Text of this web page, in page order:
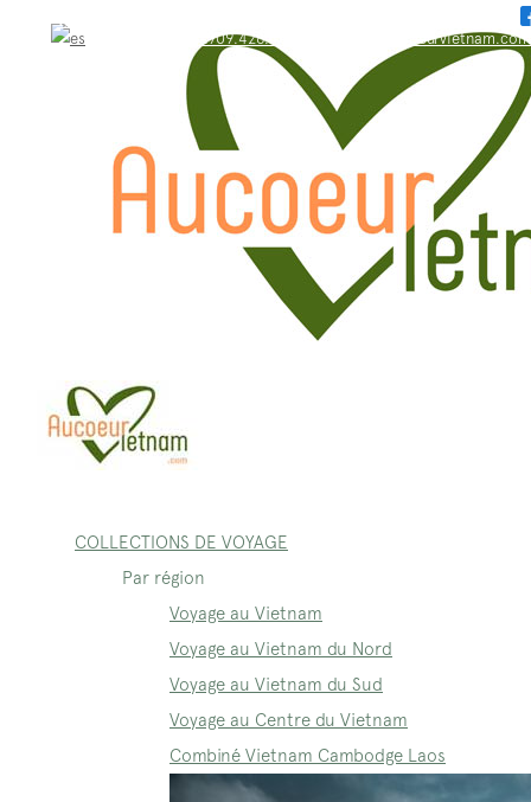
WhatsApp: +84.909.426.406 bonjour@aucoeurvietnam.com
COLLECTIONS DE VOYAGE
Par région
Voyage au Vietnam
Voyage au Vietnam du Nord
Voyage au Vietnam du Sud
Voyage au Centre du Vietnam
Combiné Vietnam Cambodge Laos
WhatsApp: +84.909.426.406